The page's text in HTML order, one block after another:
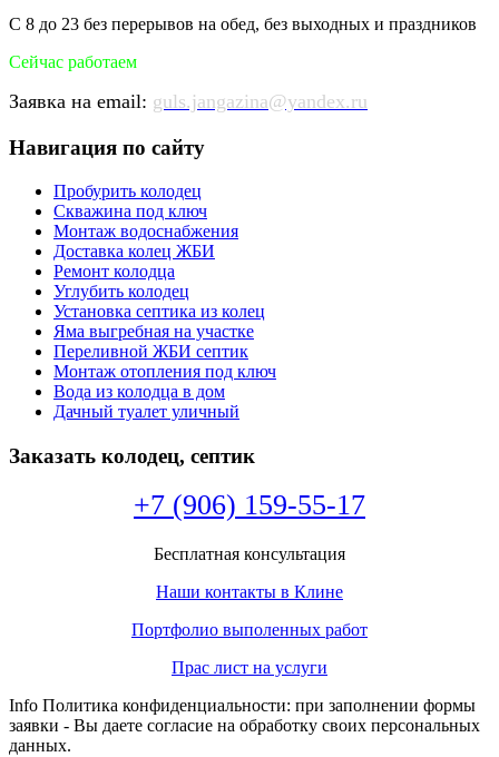
С 8 до 23 без перерывов на обед, без выходных и праздников
Сейчас работаем
Заявка на email: guls.jangazina@yandex.ru
Навигация по сайту
Пробурить колодец
Скважина под ключ
Монтаж водоснабжения
Доставка колец ЖБИ
Ремонт колодца
Углубить колодец
Установка септика из колец
Яма выгребная на участке
Переливной ЖБИ септик
Монтаж отопления под ключ
Вода из колодца в дом
Дачный туалет уличный
Заказать колодец, септик
+7 (906) 159-55-17
Бесплатная консультация
Наши контакты в Клине
Портфолио выполенных работ
Прас лист на услуги
Info Политика конфиденциальности: при заполнении формы
заявки - Вы даете согласие на обработку своих персональных
данных.